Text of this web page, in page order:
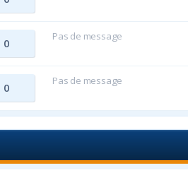
0
Pas de message
0
Pas de message